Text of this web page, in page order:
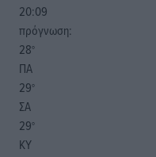
20:09
πρόγνωση:
28°
ΠΑ
29°
ΣΑ
29°
ΚΥ